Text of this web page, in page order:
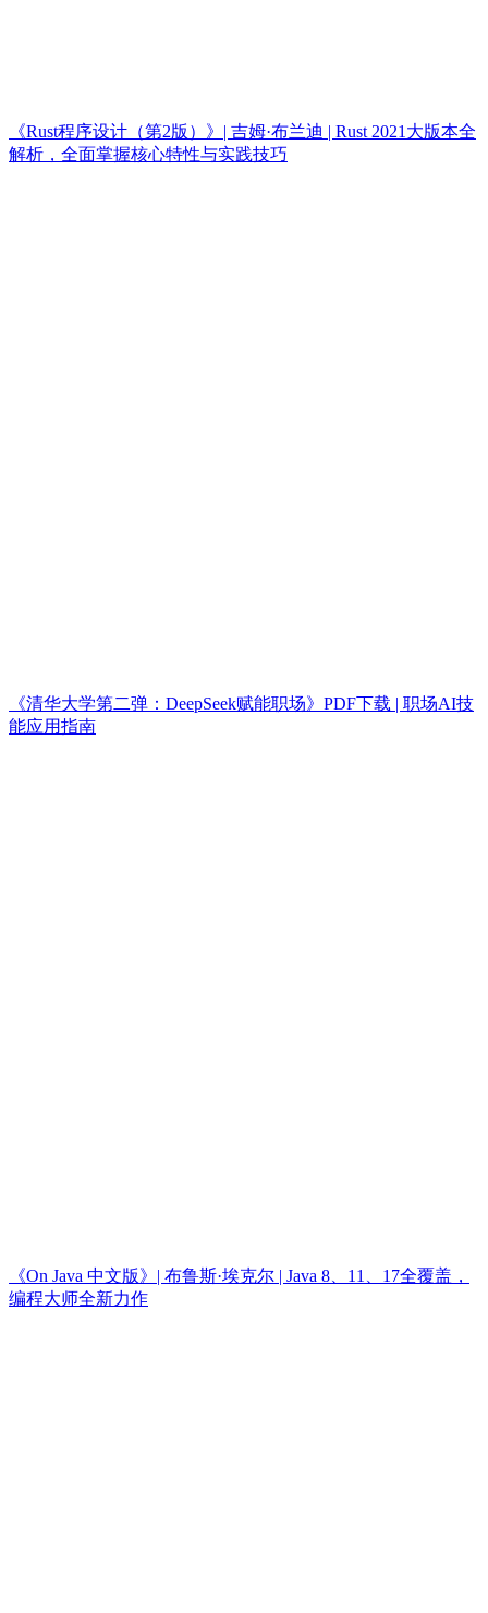
《Rust程序设计（第2版）》| 吉姆·布兰迪 | Rust 2021大版本全
解析，全面掌握核心特性与实践技巧
《清华大学第二弹：DeepSeek赋能职场》PDF下载 | 职场AI技
能应用指南
《On Java 中文版》| 布鲁斯·埃克尔 | Java 8、11、17全覆盖，
编程大师全新力作